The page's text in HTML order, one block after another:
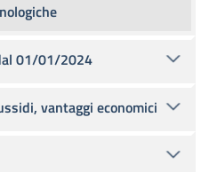
01/01/2024
vantaggi economici